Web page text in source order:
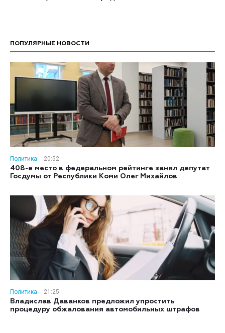
ПОПУЛЯРНЫЕ НОВОСТИ
Политика
20:52
408-е место в федеральном рейтинге занял депутат
Госдумы от Республики Коми Олег Михайлов
Политика
21:25
Владислав Даванков предложил упростить
процедуру обжалования автомобильных штрафов